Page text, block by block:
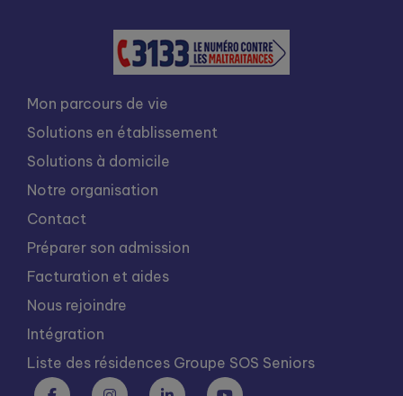
Mon parcours de vie
Solutions en établissement
Solutions à domicile
Notre organisation
Contact
Préparer son admission
Facturation et aides
Nous rejoindre
Intégration
Liste des résidences Groupe SOS Seniors